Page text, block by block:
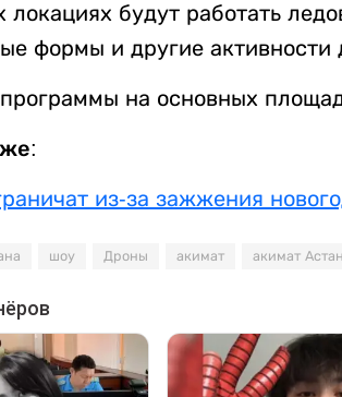
локациях будут работать
формы и другие
на основных
из-за зажжения
шоу Дроны акимат акимат